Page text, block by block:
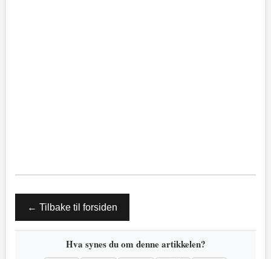
← Tilbake til forsiden
Hva synes du om denne artikkelen?